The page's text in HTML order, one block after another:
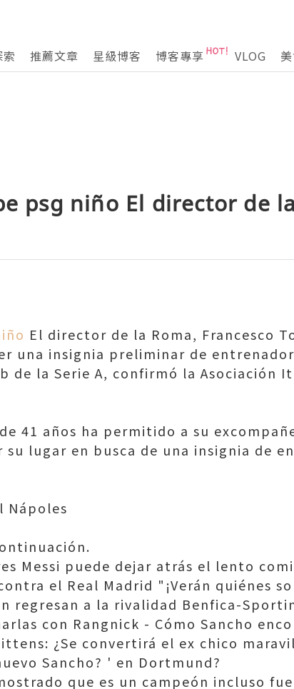
索 推薦文章 星級博客 博客專享 VLOG
psg niño El director de
El director de la Roma, Francesco
una insignia preliminar de
de la Serie A, confirmó la Asociación
41 años ha permitido a su
lugar en busca de una insignia de
Nápoles
Messi puede dejar atrás el lento
el Real Madrid "¡Verán quiénes
regresan a la rivalidad Benfica-
con Rangnick - Cómo Sancho
¿Se convertirá el ex chico
Sancho? ' en Dortmund?
que es un campeón incluso